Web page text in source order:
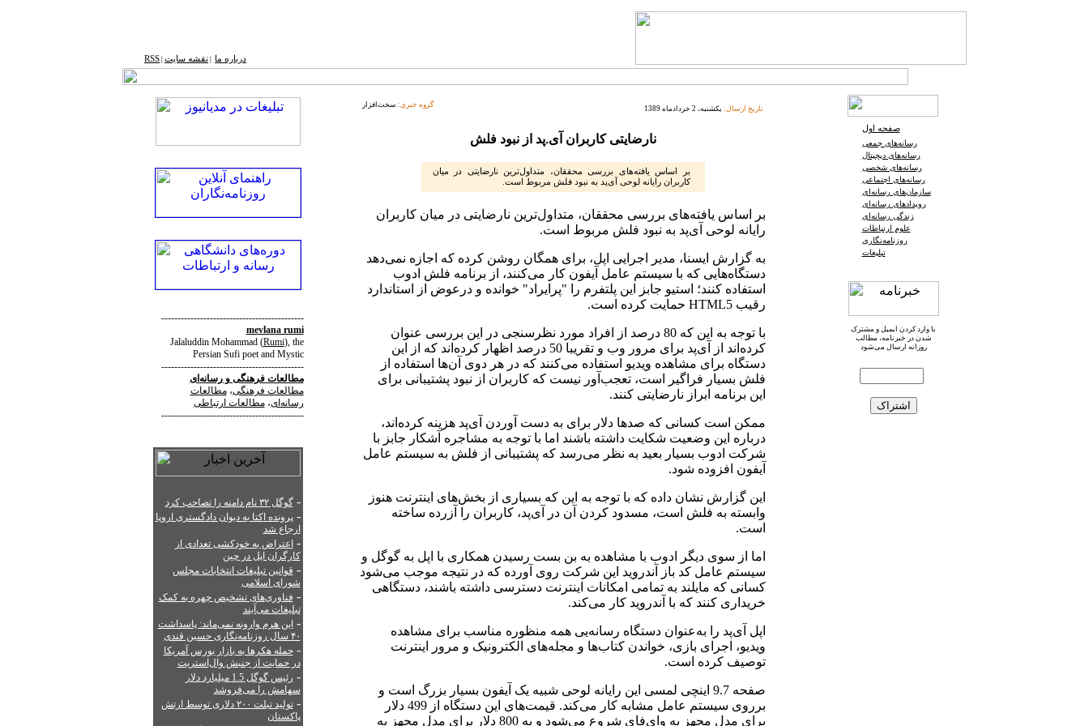
درباره ما نقشه ‌سایت RSS
--------------------------------------------
mevlana rumi
Jalaluddin Mohammad(Rumi), the
Persian Sufi poet and Mystic
--------------------------------------------
مطالعات فرهنگیورسانه‌ای
مطالعات فرهنگی،مطالعات
رسانه‌ای،مطالعات ارتباطی
--------------------------------------------
-گوگل ۳۲ نام دامنه را تصاحب کرد
-پرونده اکتا به دیوان دادگستری اروپا
ارجاع شد
- اعتراض به خودکشی تعدادی از
کارگران اپل در چین
- قوانین تبلیغات انتخابات مجلس
شورای اسلامی
- فناوری‌های تشخیص چهره به کمک
تبلیغات می‌آیند
-این هرم وارونه نمی‌ماند: پاسداشت
۴۰ سال روزنامه‌نگاری حسین قندی
-حمله هکرها به بازار بورس آمریکا
در حمایت از جنبش وال‌استریت
-
رئیس گوگل 1.5 میلیارد دلار
سهامش را می‌فروشد
-
تولید تبلت ۲۰۰ دلاری توسط ارتش
پاکستان
گروه خبری: سخت‌افزار تاریخ ارسال: یکشنبه، 2 خردادماه 1389
نارضایتی کاربران آی.‌پد از نبود فلش
بر اساس یافته‌های بررسی محققان، متداول‌ترین نارضایتی در میان
کاربران رایانه لوحی آی‌پد به نبود فلش مربوط است.
بر اساس یافته‌های بررسی محققان، متداول‌ترین نارضایتی در میان کاربران
رایانه لوحی آی‌پد به نبود فلش مربوط است.
به گزارش ایسنا، مدیر اجرایی اپل، برای همگان روشن کرده که اجازه نمی‌دهد
دستگاه‌هایی که با سیستم عامل آیفون کار می‌کنند، از برنامه فلش ادوب
استفاده کنند؛ استیو جابز این پلتفرم را "پرایراد" خوانده و درعوض از استاندارد
رقیب HTML5 حمایت کرده است.
با توجه به این که 80 درصد از افراد مورد نظرسنجی در این بررسی عنوان
کرده‌اند از آی‌پد برای مرور وب و تقریبا 50 درصد اظهار کرده‌اند که از این
دستگاه برای مشاهده ویدیو استفاده می‌کنند که در هر دوی آن‌ها استفاده از
فلش بسیار فراگیر است، تعجب‌آور نیست که کاربران از نبود پشتیبانی برای
این برنامه ابراز نارضایتی کنند.
ممکن است کسانی که صدها دلار برای به دست آوردن آی‌پد هزینه کرده‌اند،
درباره این وضعیت شکایت داشته باشند اما با توجه به مشاجره آشکار جابز با
شرکت ادوب بسیار بعید به نظر می‌رسد که پشتیبانی از فلش به سیستم عامل
آیفون افزوده شود.
این گزارش نشان داده که با توجه به این که بسیاری از بخش‌های اینترنت هنوز
وابسته به فلش است، مسدود کردن آن در آی‌پد، کاربران را آزرده ساخته
است.
اما از سوی دیگر ادوب با مشاهده به بن بست رسیدن همکاری با اپل به گوگل و
سیستم عامل کد باز آندروید این شرکت روی آورده که در نتیجه موجب می‌شود
کسانی که مایلند به تمامی امکانات اینترنت دسترسی داشته باشند، دستگاهی
خریداری کنند که با آندروید کار می‌کند.
اپل آی‌پد را به‌عنوان دستگاه رسانه‌یی همه منظوره مناسب برای مشاهده
ویدیو، اجرای بازی، خواندن کتاب‌ها و مجله‌های الکترونیک و مرور اینترنت
توصیف کرده است.
صفحه 9.7 اینچی لمسی این رایانه لوحی شبیه یک آیفون بسیار بزرگ است و
برروی سیستم عامل مشابه کار می‌کند. قیمت‌های این دستگاه از 499 دلار
برای مدل مجهز به وای‌فای شروع می‌شود و به 800 دلار برای مدل مجهز به
صفحه اول
رسانه‌های جمعی
رسانه‌های دیجیتال
رسانه‌های شخصی
رسانه‌های اجتماعی
سازمان‌های رسانه‌ای
رویدادهای رسانه‌ای
زندگی رسانه‌ای
علوم ارتباطات
روزنامه‌نگاری
تبلیغات
با وارد کردن ایمیل و مشترک
شدن در خبرنامه، مطالب
روزانه ارسال می‌شود